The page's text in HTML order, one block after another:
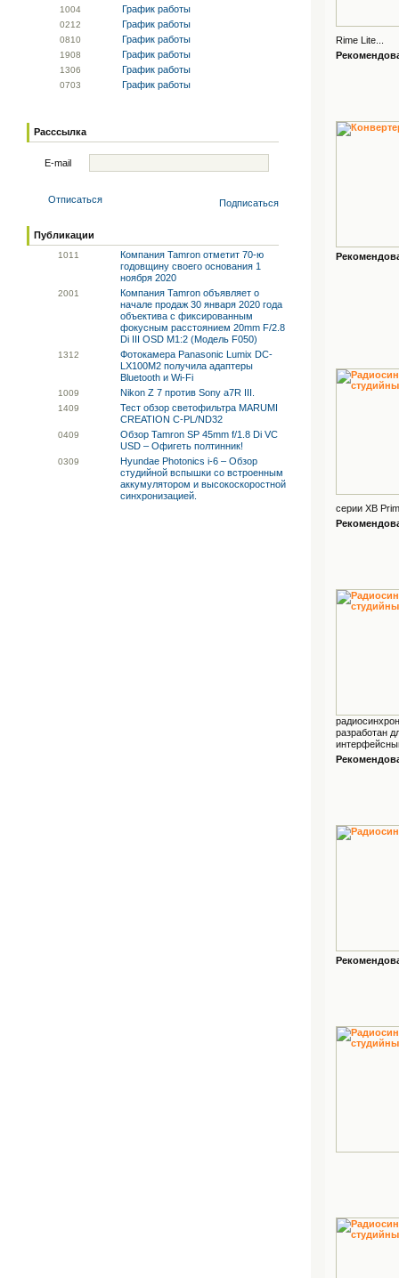
1004 График работы
0212 График работы
0810 График работы
1908 График работы
1306 График работы
0703 График работы
Расссылка
E-mail
Отписаться Подписаться
Публикации
1011
Компания Tamron отметит 70-ю
годовщину своего основания 1
ноября 2020
2001
Компания Tamron объявляет о
начале продаж 30 января 2020 года
объектива с фиксированным
фокусным расстоянием 20mm F/2.8
Di III OSD M1:2 (Модель F050)
1312
Фотокамера Panasonic Lumix DC-
LX100M2 получила адаптеры
Bluetooth и Wi-Fi
1009 Nikon Z 7 против Sony a7R III.
1409
Тест обзор светофильтра MARUMI
CREATION C-PL/ND32
0409
Обзор Tamron SP 45mm f/1.8 Di VC
USD – Офигеть полтинник!
0309
Hyundae Photonics i-6 – Обзор
студийной вспышки со встроенным
аккумулятором и высокоскоростной
синхронизацией.
Rime Lite...
серии XB
разработан